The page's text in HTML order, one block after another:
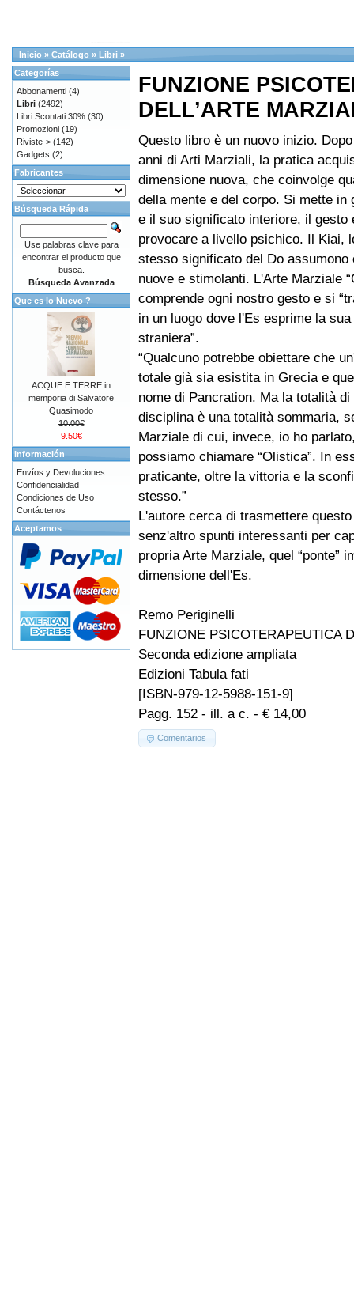
Inicio » Catálogo » Libri »
FUNZIONE
DELL’ARTE
Questo libro è un nuovo inizio.
anni di Arti Marziali, la pratica
dimensione nuova, che coinvolge
della mente e del corpo. Si mette in
e il suo significato interiore, il gesto
provocare a livello psichico. Il Kiai,
stesso significato del Do assumono
nuove e stimolanti. L'Arte Marziale
comprende ogni nostro gesto e si
in un luogo dove l'Es esprime la sua
straniera”.
“Qualcuno potrebbe obiettare che
totale già sia esistita in Grecia e
nome di Pancration. Ma la totalità di
disciplina è una totalità sommaria,
Marziale di cui, invece, io ho
possiamo chiamare “Olistica”. In
praticante, oltre la vittoria e la
stesso.”
L'autore cerca di trasmettere
senz'altro spunti interessanti per
propria Arte Marziale, quel “ponte”
dimensione dell'Es.
Remo Periginelli
FUNZIONE PSICOTERAPEUTICA
Seconda edizione ampliata
Edizioni Tabula fati
[ISBN-979-12-5988-151-9]
Pagg. 152 - ill. a c. - € 14,00
Comentarios
Categorías
Abbonamenti (4)
Libri (2492)
Libri Scontati 30% (30)
Promozioni (19)
Riviste-> (142)
Gadgets (2)
Fabricantes
Búsqueda Rápida
Use palabras clave para
encontrar el producto que
busca.
Búsqueda Avanzada
Que es lo Nuevo ?
ACQUE E TERRE in
memporia di Salvatore
Quasimodo
10.00€
9.50€
Información
Envíos y Devoluciones
Confidencialidad
Condiciones de Uso
Contáctenos
Aceptamos